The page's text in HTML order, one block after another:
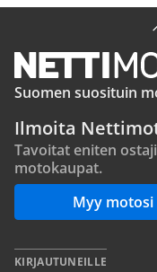
Suomen suosituin
Ilmoita
Tavoitat eniten
motokaupat.
Myy motosi
KIRJAUTUNEILLE